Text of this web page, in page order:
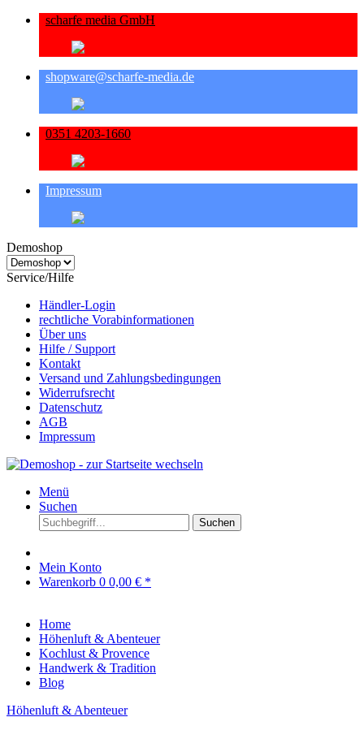
scharfe media GmbH
shopware@scharfe-media.de
0351 4203-1660
Impressum
Demoshop
Service/Hilfe
Händler-Login
rechtliche Vorabinformationen
Über uns
Hilfe / Support
Kontakt
Versand und Zahlungsbedingungen
Widerrufsrecht
Datenschutz
AGB
Impressum
Menü
Suchen
Suchen
Mein Konto
Warenkorb 0 0,00 € *
Home
Höhenluft & Abenteuer
Kochlust & Provence
Handwerk & Tradition
Blog
Höhenluft & Abenteuer